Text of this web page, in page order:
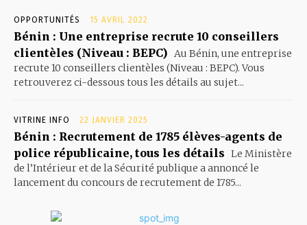
OPPORTUNITÉS 15 AVRIL 2022
Bénin : Une entreprise recrute 10 conseillers
clientèles (Niveau : BEPC) Au Bénin, une entreprise
recrute 10 conseillers clientèles (Niveau : BEPC). Vous
retrouverez ci-dessous tous les détails au sujet...
VITRINE INFO 22 JANVIER 2025
Bénin : Recrutement de 1785 élèves-agents de
police républicaine, tous les détails Le Ministère
de l’Intérieur et de la Sécurité publique a annoncé le
lancement du concours de recrutement de 1785...